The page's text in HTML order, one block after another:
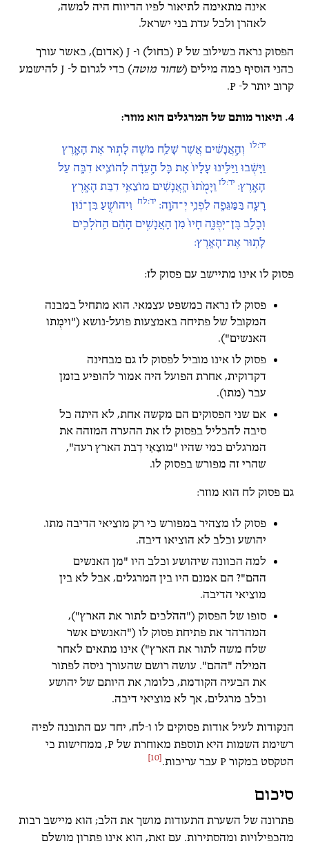
אינה מתאימה לתיאור לפיו הדיווח היה למשה,
לאהרן ולכל עדת בני ישראל.
הפסוק נראה כשילוב של P (כחול) ו- J (אדום), כאשר עורך
כהני הוסיף כמה מילים (שחור מוטה
) כדי לגרום ל- J להישמע
קרוב יותר ל- P.
4. תיאור מותם של המרגלים הוא מוזר:
יד:לו וְהָ֣אֲנָשִׁ֔ים אֲשֶׁר שָׁלַ֥ח מֹשֶׁ֖ה לָת֣וּר אֶת הָאָ֑רֶץ
וַיָּשֻׁ֗בוּ וַיַּלִּ֤ינוּ עָלָיו֙ אֶת כָּל הָ֣עֵדָ֔ה לְהוֹצִ֥יא דִבָּ֖ה עַל
הָאָֽרֶץ: יד:לז וַיָּמֻ֙תוּ֙ הָֽאֲנָשִׁ֔ים מוֹצִאֵ֥י דִבַּת הָאָ֖רֶץ
רָעָ֑ה בַּמַּגֵּפָ֖ה לִפְנֵ֥י יְ־הֹוָֽה: יד:לח וִיהוֹשֻׁ֣עַ בִּן־נ֔וּן
וְכָלֵ֖ב בֶּן־יְפֻנֶּ֑ה חָיוּ֙ מִן הָאֲנָשִׁ֣ים הָהֵ֔ם הַֽהֹלְכִ֖ים
לָת֥וּר אֶת־הָאָֽרֶץ:
פסוק לו אינו מתיישב עם פסוק לז:
פסוק לז נראה כמשפט עצמאי. הוא מתחיל במבנה
המקובל של פתיחה באמצעות פועל-נושא ("וימֻתו
האנשים").
פסוק לו אינו מוביל לפסוק לז גם מבחינה
דקדוקית, אחרת הפועל היה אמור להופיע בזמן
עבר (מתו).
אם שני הפסוקים הם מקשה אחת, לא היתה כל
סיבה להכליל בפסוק לז את ההערה המזהה את
המרגלים כמי שהיו "מוצִאֵי דִבת הארץ רעה",
שהרי זה מפורש בפסוק לו.
גם פסוק לח הוא מוזר:
פסוק לו מצהיר במפורש כי רק מוציאי הדיבה מתו.
יהושע וכלב לא הוציאו דיבה.
למה הכוונה שיהושע וכלב היו "מן האנשים
ההם"? הם אמנם היו בין המרגלים, אבל לא בין
מוציאי הדיבה.
סופו של הפסוק ("ההֹלכים לתור את הארץ"),
המהדהד את פתיחת פסוק לו ("האנשים אשר
שלח משה לתור את הארץ") אינו מתאים לאחר
המילה "ההם". עושה רושם שהעורך ניסה לפתור
את הבעיה הקודמת, כלומר, את היותם של יהושע
וכלב מרגלים, אך לא מוציאי דיבה.
הנקודות לעיל אודות פסוקים לו ו-לח, יחד עם התובנה לפיה
רשימת השמות היא תוספת מאוחרת של P, ממחישות כי
הטקסט במקור P עבר עריכות.
[10]
סיכום
פתרונה של השערת התעודות מושך את הלב; הוא מיישב רבות
מהכפילויות ומהסתירות. עם זאת, הוא אינו פתרון מושלם